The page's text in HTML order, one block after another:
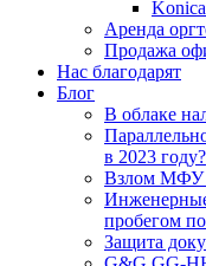
Аренда
Продажа
Нас благодарят
Блог
В облаке
в 2023 году?
Взлом МФУ
пробегом
Защита